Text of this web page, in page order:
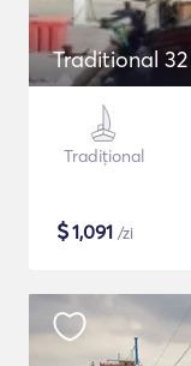
Traditional 32
Tradițional
$1,091 /zi